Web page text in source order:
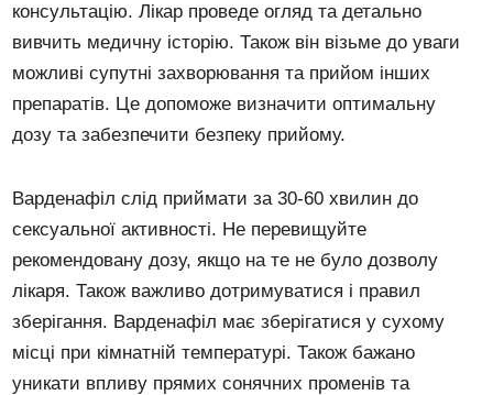
консультацію. Лікар проведе огляд та детально
вивчить медичну історію. Також він візьме до уваги
можливі супутні захворювання та прийом інших
препаратів. Це допоможе визначити оптимальну
дозу та забезпечити безпеку прийому.
Варденафіл слід приймати за 30-60 хвилин до
сексуальної активності. Не перевищуйте
рекомендовану дозу, якщо на те не було дозволу
лікаря. Також важливо дотримуватися і правил
зберігання. Варденафіл має зберігатися у сухому
місці при кімнатній температурі. Також бажано
уникати впливу прямих сонячних променів та